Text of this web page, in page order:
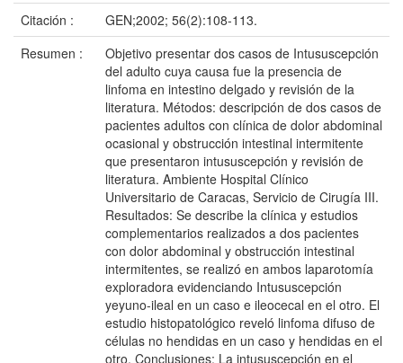
Citación :
GEN;2002; 56(2):108-113.
Resumen :
Objetivo presentar dos casos de Intususcepción
del adulto cuya causa fue la presencia de
linfoma en intestino delgado y revisión de la
literatura. Métodos: descripción de dos casos de
pacientes adultos con clínica de dolor abdominal
ocasional y obstrucción intestinal intermitente
que presentaron intususcepción y revisión de
literatura. Ambiente Hospital Clínico
Universitario de Caracas, Servicio de Cirugía III.
Resultados: Se describe la clínica y estudios
complementarios realizados a dos pacientes
con dolor abdominal y obstrucción intestinal
intermitentes, se realizó en ambos laparotomía
exploradora evidenciando Intususcepción
yeyuno-ileal en un caso e ileocecal en el otro. El
estudio histopatológico reveló linfoma difuso de
células no hendidas en un caso y hendidas en el
otro. Conclusiones: La intususcepción en el